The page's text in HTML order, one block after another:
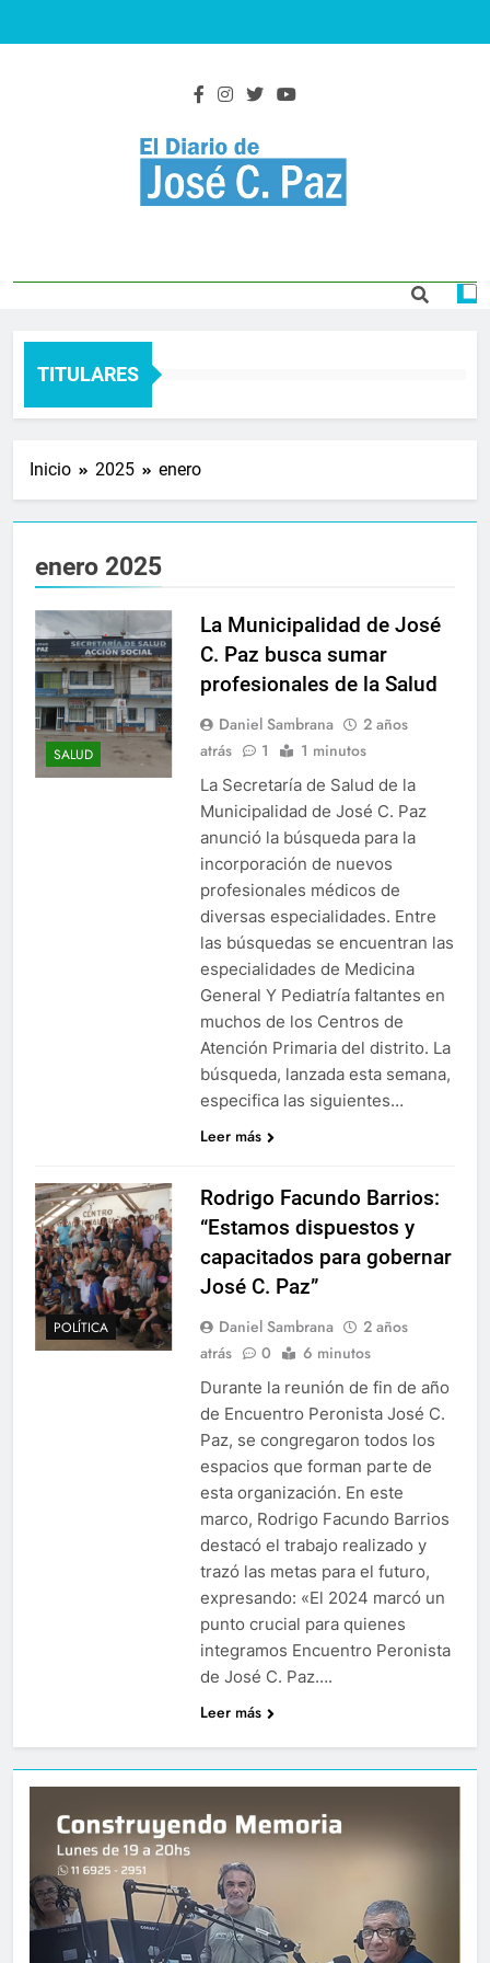
C. Paz
TITULARES
Inicio 2025 enero
enero 2025
SALUD
La Municipalidad de José
C. Paz busca sumar
profesionales de la Salud
Daniel Sambrana
2 años
atrás
1 1 minutos
La Secretaría de Salud de la
Municipalidad de José C. Paz
anunció la búsqueda para la
incorporación de nuevos
profesionales médicos de
diversas especialidades. Entre
las búsquedas se encuentran las
especialidades de Medicina
General Y Pediatría faltantes en
muchos de los Centros de
Atención Primaria del distrito. La
búsqueda, lanzada esta semana,
especifica las siguientes…
Leer más
POLÍTICA
Rodrigo Facundo Barrios:
“Estamos dispuestos y
capacitados para gobernar
José C. Paz”
Daniel Sambrana
2 años
atrás
0 6 minutos
Durante la reunión de fin de año
de Encuentro Peronista José C.
Paz, se congregaron todos los
espacios que forman parte de
esta organización. En este
marco, Rodrigo Facundo Barrios
destacó el trabajo realizado y
trazó las metas para el futuro,
expresando: «El 2024 marcó un
punto crucial para quienes
integramos Encuentro Peronista
de José C. Paz….
Leer más